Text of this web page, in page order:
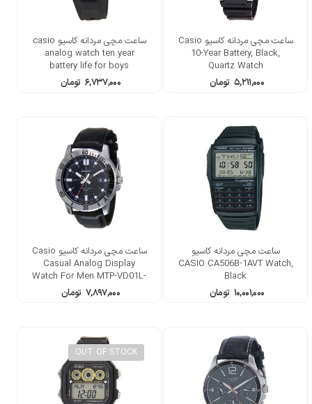
ساعت مچی مردانه کاسیو Casio
10-Year Battery, Black,
Quartz Watch
۵,۲۱۱,۰۰۰ تومان
ساعت مچی مردانه کاسیو casio
analog watch ten year
battery life for boys
۶,۷۳۷,۰۰۰ تومان
ساعت مچی مردانه کاسیو
CASIO CA506B-1AVT Watch,
Black
۱۰,۰۰۱,۰۰۰ تومان
ساعت مچی مردانه کاسیو Casio
Casual Analog Display
Watch For Men MTP-VD01L-
1EVUDF
۷,۸۹۷,۰۰۰ تومان
OUT OF STOCK